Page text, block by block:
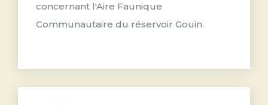
concernant l'Aire Faunique
Communautaire du réservoir Gouin.